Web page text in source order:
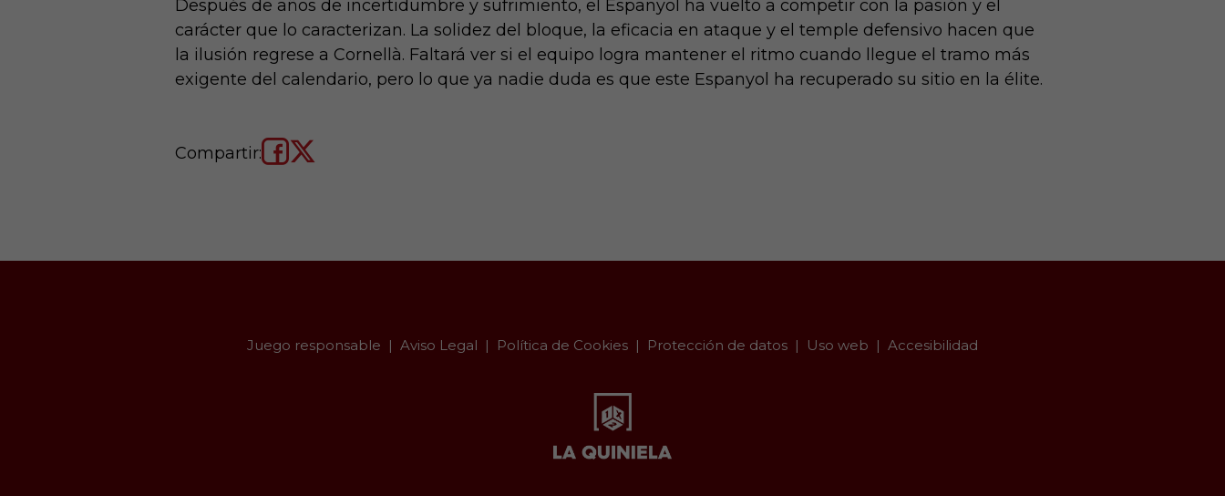
Después de años de incertidumbre y sufrimiento, el Espanyol ha vuelto a competir con la pasión y el
carácter que lo caracterizan. La solidez del bloque, la eficacia en ataque y el temple defensivo hacen que
la ilusión regrese a Cornellà. Faltará ver si el equipo logra mantener el ritmo cuando llegue el tramo más
exigente del calendario, pero lo que ya nadie duda es que este Espanyol ha recuperado su sitio en la élite.
Compartir:
Juego responsable Aviso Legal Política de Cookies Protección de datos Uso web Accesibilidad